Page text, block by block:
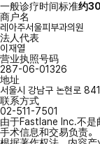
一般诊疗时间标准约
商户名
레아주서울피부과의원
法人代表
이재열
营业执照号码
287-06-01326
地址
서울시 강남구 논현로
联系方式
02-511-7501
由于Fastlane Inc.不
手术信息和交易负责。